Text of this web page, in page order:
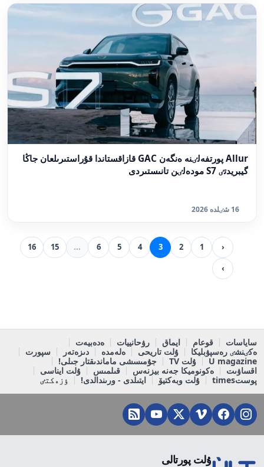
Allur پورتفەلٸنە ەنگەن GAC قازاقستاندا قۇراستىرىلعان جاڭا
گيبريدتٸ S7 مودەلٸن تانىستىردى
16 شٸلدە 2026
‹
1
2
3
4
5
6
...
15
16
›
ساياسات قوعام ايماق رۋحانييات
ەدەبيەت
ەكٸنشٸ رەسپۋبليكا
ۇلت تاريحى ەلەمدە دىزەتەر
سپورت
U magazine
ۇلت TV
جۇمىسشى ماماندىقتار جىلى!
اقساۋىت
ەكونوميكا جەنە بيزنەس قىلمىس
ۇلت ايناسى
پوستtimes
ۇلت وبەكتيۆ ايتىلدى - ورىندالدى! ٶزەكتٸ
ۇلت پورتالى